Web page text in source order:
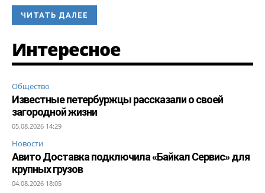
ЧИТАТЬ ДАЛЕЕ
Интересное
Общество
Известные петербуржцы рассказали о своей
загородной жизни
05.08.2026 14:29
Новости
Авито Доставка подключила «Байкал Сервис» для
крупных грузов
04.08.2026 18:05